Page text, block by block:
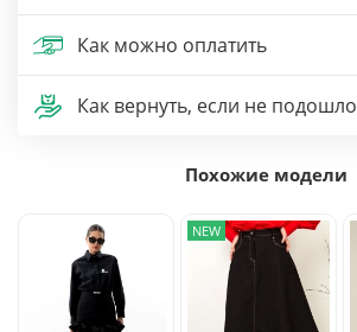
Как можно оплатить
Как вернуть, если не подошло
Похожие модели
NEW